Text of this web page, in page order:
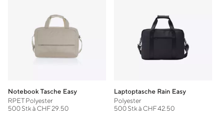
Notebook Tasche Easy
RPET Polyester
500 Stk à CHF 29.50
Laptoptasche Rain Easy
Polyester
500 Stk à CHF 42.50